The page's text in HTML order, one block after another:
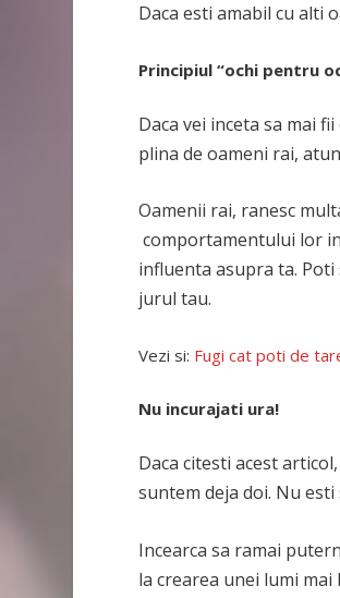
Daca esti amabil cu alti
Principiul “ochi pentru
Daca vei inceta sa mai
plina de oameni rai,
Oamenii rai, ranesc
comportamentului lor
influenta asupra ta.
jurul tau.
Vezi si: Fugi cat poti de
Nu incurajati ura!
Daca citesti acest
suntem deja doi. Nu
Incearca sa ramai
la crearea unei lumi mai